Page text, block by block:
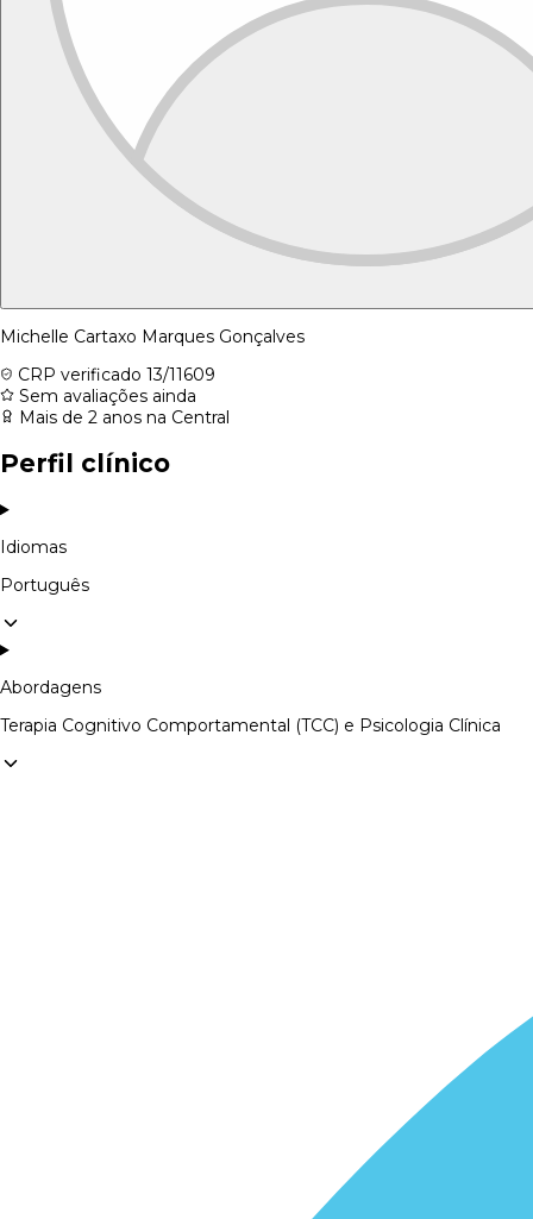
Michelle Cartaxo Marques Gonçalves
CRP verificado 13/11609
Sem avaliações ainda
Mais de 2 anos na Central
Perfil clínico
Idiomas
Português
Abordagens
Terapia Cognitivo Comportamental (TCC) e Psicologia Clínica